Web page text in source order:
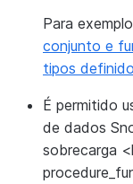
Para
conjunto e
tipos
É permitido
de dados
sobrecarga